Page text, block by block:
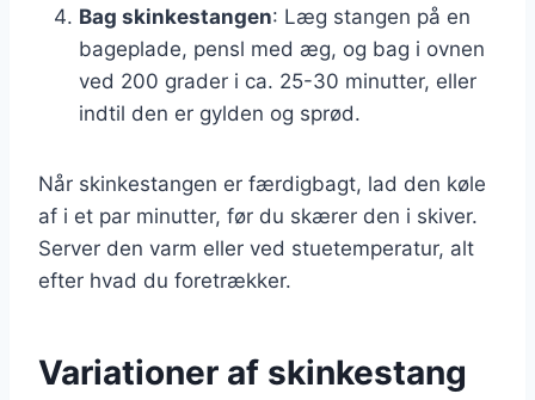
Bag skinkestangen: Læg stangen på en
bageplade, pensl med æg, og bag i ovnen
ved 200 grader i ca. 25-30 minutter, eller
indtil den er gylden og sprød.
Når skinkestangen er færdigbagt, lad den køle
af i et par minutter, før du skærer den i skiver.
Server den varm eller ved stuetemperatur, alt
efter hvad du foretrækker.
Variationer af skinkestang